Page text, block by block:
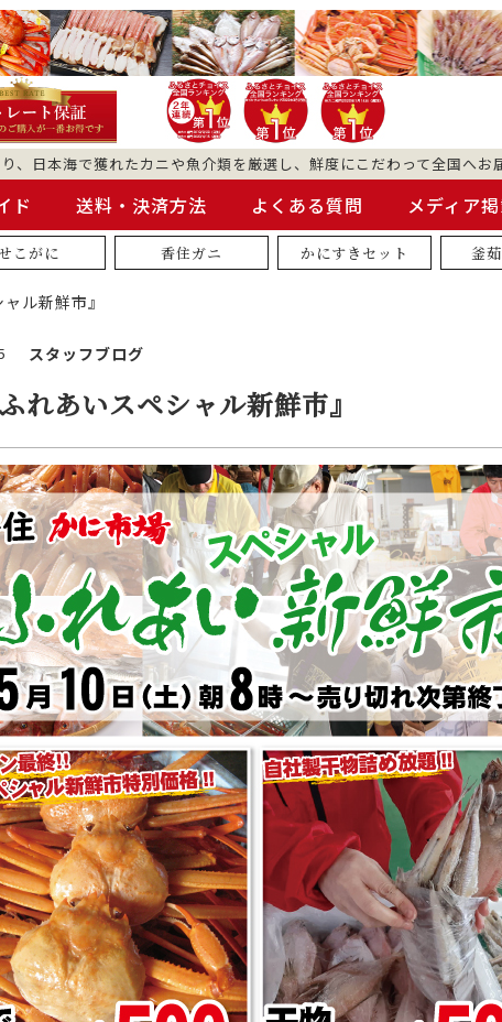
、日本海で獲れたカニや魚介類を厳選し、鮮度にこだわって全国へお
ド 送料・決済方法 よくある質問 メディア
こがに 香住ガニ かにすきセット 釜
ル新鮮市』
スタッフブログ
れあいスペシャル新鮮市』